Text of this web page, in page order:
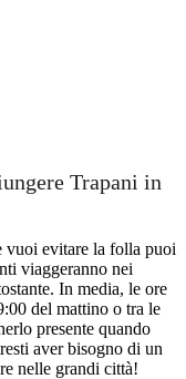
Trapani in
vuoi evitare la folla puoi
viaggeranno nei
In media, le ore
del mattino o tra le
presente quando
aver bisogno di un
nelle grandi città!